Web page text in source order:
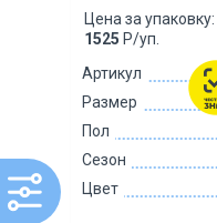
Артикул
Размер
Пол
Сезон
Цвет
Цена за упаковку:
1525 Р/уп.